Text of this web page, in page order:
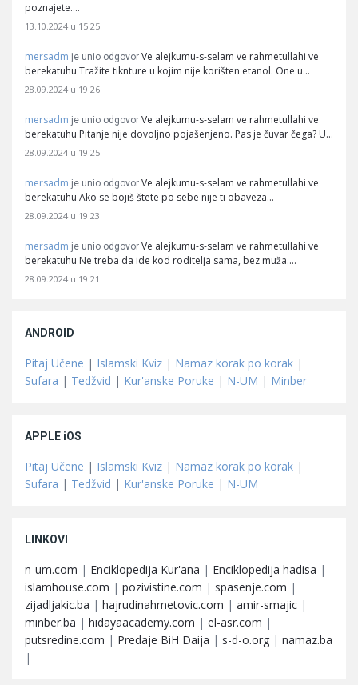
poznajete.…
13.10.2024 u 15:25
mersadm je unio odgovor Ve alejkumu-s-selam ve rahmetullahi ve
berekatuhu Tražite tiknture u kojim nije korišten etanol. One u…
28.09.2024 u 19:26
mersadm je unio odgovor Ve alejkumu-s-selam ve rahmetullahi ve
berekatuhu Pitanje nije dovoljno pojašenjeno. Pas je čuvar čega? U…
28.09.2024 u 19:25
mersadm je unio odgovor Ve alejkumu-s-selam ve rahmetullahi ve
berekatuhu Ako se bojiš štete po sebe nije ti obaveza…
28.09.2024 u 19:23
mersadm je unio odgovor Ve alejkumu-s-selam ve rahmetullahi ve
berekatuhu Ne treba da ide kod roditelja sama, bez muža.…
28.09.2024 u 19:21
ANDROID
Pitaj Učene | Islamski Kviz | Namaz korak po korak |
Sufara | Tedžvid | Kur'anske Poruke | N-UM | Minber
APPLE iOS
Pitaj Učene | Islamski Kviz | Namaz korak po korak |
Sufara | Tedžvid | Kur'anske Poruke | N-UM
LINKOVI
n-um.com | Enciklopedija Kur'ana | Enciklopedija hadisa |
islamhouse.com | pozivistine.com | spasenje.com |
zijadljakic.ba | hajrudinahmetovic.com | amir-smajic |
minber.ba | hidayaacademy.com | el-asr.com |
putsredine.com | Predaje BiH Daija | s-d-o.org | namaz.ba
|